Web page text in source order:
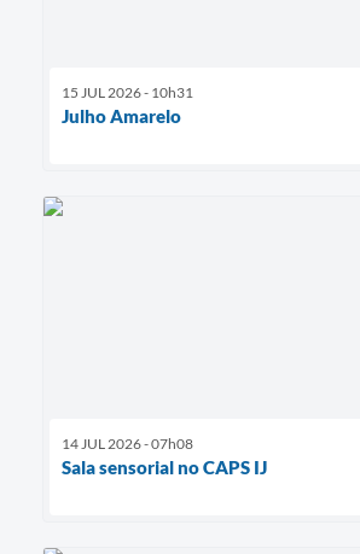
15 JUL 2026 - 10h31
Julho Amarelo
14 JUL 2026 - 07h08
Sala sensorial no CAPS IJ